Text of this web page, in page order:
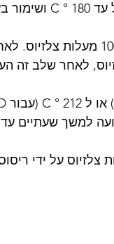
1. ייבוש העץ : העלאת הטמפרטורה של העץ במהירות
במהירות מבוקרת ל 130 מעלות צלזיוס,
למשך שעתיים
בשלב הסופי, הטמפרטורה מופחתת ל 80-90 מעלות